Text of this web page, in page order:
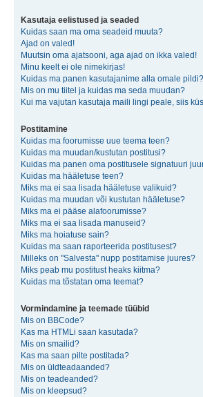
Kasutaja eelistused ja seaded
Kuidas saan ma oma seadeid muuta?
Ajad on valed!
Muutsin oma ajatsooni, aga ajad on ikka valed!
Minu keelt ei ole nimekirjas!
Kuidas ma panen kasutajanime alla omale pildi?
Mis on mu tiitel ja kuidas ma seda muudan?
Kui ma vajutan kasutaja maili lingi peale, siis
Postitamine
Kuidas ma foorumisse uue teema teen?
Kuidas ma muudan/kustutan postitusi?
Kuidas ma panen oma postitusele signatuuri
Kuidas ma hääletuse teen?
Miks ma ei saa lisada hääletuse valikuid?
Kuidas ma muudan või kustutan hääletuse?
Miks ma ei pääse alafoorumisse?
Miks ma ei saa lisada manuseid?
Miks ma hoiatuse sain?
Kuidas ma saan raporteerida postitusest?
Milleks on "Salvesta" nupp postitamise juures?
Miks peab mu postitust heaks kiitma?
Kuidas ma tõstatan oma teemat?
Vormindamine ja teemade tüübid
Mis on BBCode?
Kas ma HTMLi saan kasutada?
Mis on smailid?
Kas ma saan pilte postitada?
Mis on üldteadaanded?
Mis on teadeanded?
Mis on kleepsud?